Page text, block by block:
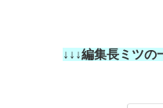
↓↓↓編集長ミツの